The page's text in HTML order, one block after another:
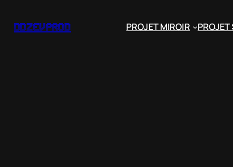
auddzevprod PROJET MIROIR PROJET